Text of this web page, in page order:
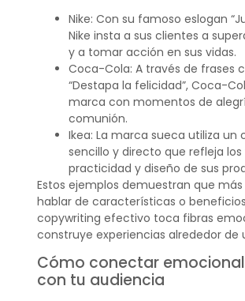
Nike: Con su famoso eslogan
Nike insta a sus clientes a
y a tomar acción en sus vidas.
Coca-Cola: A través de frases
“Destapa la felicidad”, Coca-
marca con momentos de
comunión.
Ikea: La marca sueca utiliza un
sencillo y directo que refleja los
practicidad y diseño de sus
Estos ejemplos demuestran que más
hablar de características o
copywriting efectivo toca fibras
construye experiencias alrededor de
Cómo conectar
con tu audiencia